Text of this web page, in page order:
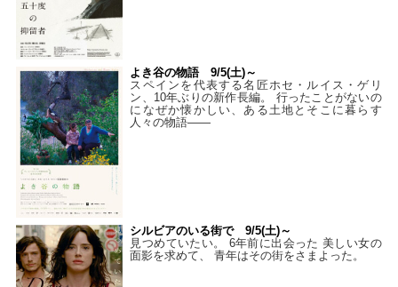
よき谷の物語 9/5(土)～
スペインを代表する名匠ホセ・ルイス・ゲリ
ン、10年ぶりの新作長編。 行ったことがないの
になぜか懐かしい、ある土地とそこに暮らす
人々の物語――
シルビアのいる街で 9/5(土)～
見つめていたい。 6年前に出会った 美しい女の
面影を求めて、 青年はその街をさまよった。